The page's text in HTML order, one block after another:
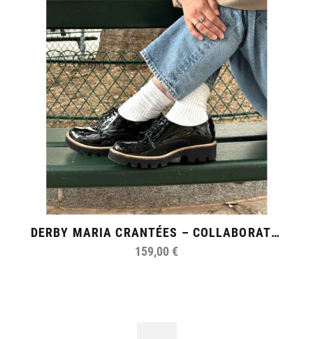
DERBY MARIA CRANTÉES – COLLABORATION MADE IN ROMANS X ALTERMUNDI
159,00 €